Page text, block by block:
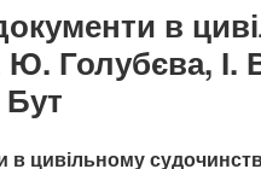
в
Ю. Голубєва, І.
в цивільному